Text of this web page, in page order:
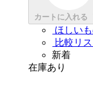
カートに入れる
ほしい
比較リ
新着
在庫あり